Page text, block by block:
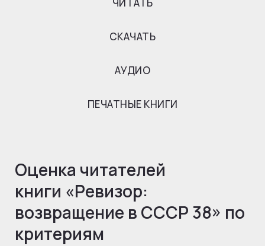
ЧИТАТЬ
СКАЧАТЬ
АУДИО
ПЕЧАТНЫЕ КНИГИ
Оценка читателей
книги «Ревизор:
возвращение в СССР 38» по
критериям